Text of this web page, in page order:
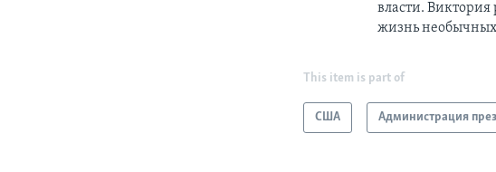
власти.
жизнь
This item is part of
США Администрация